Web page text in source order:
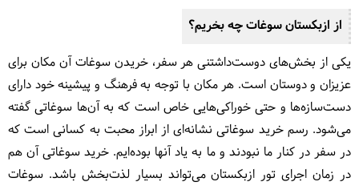
از ازبکستان سوغات چه بخریم؟
یکی از بخش‌های دوست‌داشتنی هر سفر، خریدن سوغات آن مکان برای
عزیزان و دوستان است. هر مکان با توجه به فرهنگ و پیشینه خود دارای
دست‌سازه‌ها و حتی خوراکی‌هایی خاص است که به آن‌ها سوغاتی گفته
می‌شود. رسم خرید سوغاتی نشانه‌ای از ابراز محبت به کسانی است که
در سفر در کنار ما نبودند و ما به یاد آنها بوده‌ایم. خرید سوغاتی آن هم
در زمان اجرای تور ازبکستان می‌تواند بسیار لذت‌بخش باشد. سوغات